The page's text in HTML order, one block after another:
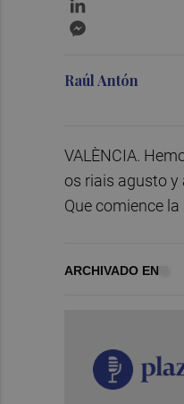
Raúl Antón
VALÈNCIA.
os riais agusto y
Que comience
ARCHIVADO EN